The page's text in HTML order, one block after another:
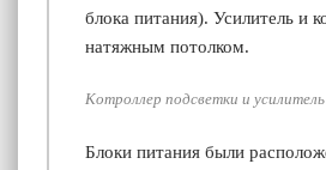
блока питания). Усилитель и
натяжным потолком.
Котроллер подсветки и
Блоки питания были